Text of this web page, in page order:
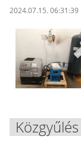
2024.07.15. 06:31:39